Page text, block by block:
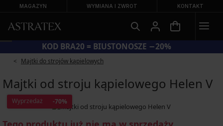
MAGAZYN WYMIANA I ZWROT KONTAKT
KOD BRA20 = BIUSTONOSZE −20%
Majtki do strojów kąpielowych
Majtki od stroju kąpielowego Helen V
Wyprzedaż -70%